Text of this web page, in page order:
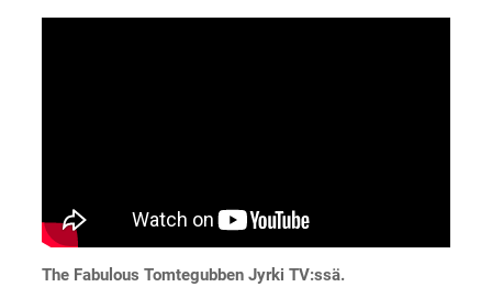
The Fabulous Tomtegubben Jyrki TV:ssä.